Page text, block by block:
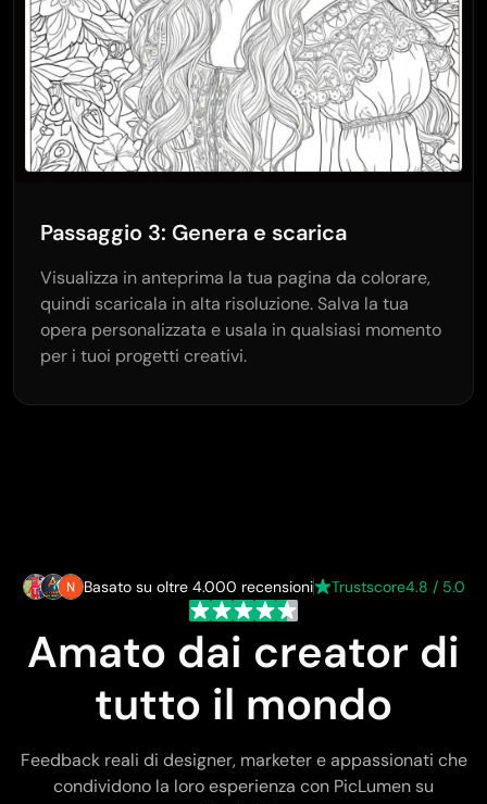
Passaggio 3: Genera e scarica
Visualizza in anteprima la tua pagina da colorare,
quindi scaricala in alta risoluzione. Salva la tua
opera personalizzata e usala in qualsiasi momento
per i tuoi progetti creativi.
Basato su oltre 4.000 recensioni Trustscore4.8 / 5.0
Amato dai creator di
tutto il mondo
Feedback reali di designer, marketer e appassionati che
condividono la loro esperienza con PicLumen su